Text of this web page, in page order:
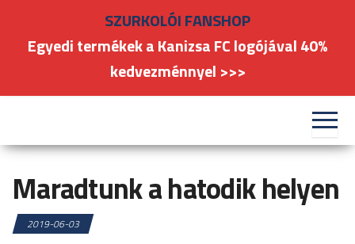
FC
#kanizsafoci
Maradtunk a hatodik helyen
2019-06-03
SZURKOLÓI FANSHOP
Egyedi termékek a Kanizsa FC logójával 40%
kedvezménnyel >>>